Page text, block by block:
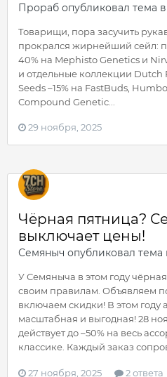
Прораб опубликовал тема в
Товарищи, пора засучить
прокрался жирнейший сейл:
40% на Mephisto Genetics и
и отдельные коллекции Dutch
Seeds –15% на FastBuds,
Compound Genetic...
29 ноября, 2025
Чёрная пятница?
выключает цены!
Семяныч опубликовал тема
У Семяныча в этом году
своим правилам. Объявляем
включаем скидки! В этом году
масштабная и выгодная! 28
действует до –50% на весь
классике. Каждый заказ
27 ноября, 2025 2 ответа